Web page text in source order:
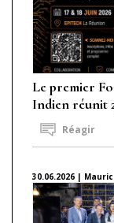
Le premier
Indien réunit
Réagir
30.06.2026 |